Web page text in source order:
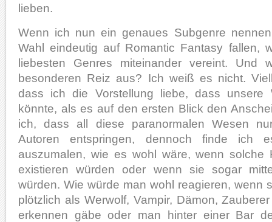
lieben.
Wenn ich nun ein genaues Subgenre
Wahl eindeutig auf Romantic Fantasy fallen,
liebesten Genres miteinander vereint. Und
besonderen Reiz aus? Ich weiß es nicht.
dass ich die Vorstellung liebe, dass unsere
könnte, als es auf den ersten Blick den
ich, dass all diese paranormalen Wesen
Autoren entspringen, dennoch finde ich
auszumalen, wie es wohl wäre, wenn solche
existieren würden oder wenn sie sogar
würden. Wie würde man wohl reagieren, wenn
plötzlich als Werwolf, Vampir, Dämon,
erkennen gäbe oder man hinter einer Bar